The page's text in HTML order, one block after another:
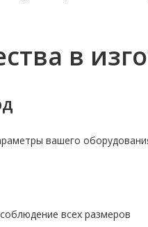
в
вашего
всех размеров